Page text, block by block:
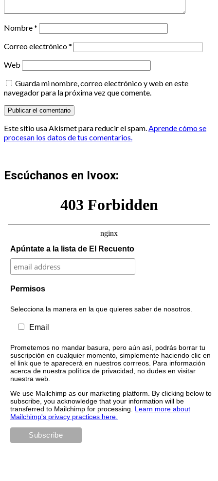
Nombre*
Correo electrónico*
Web
Guarda mi nombre, correo electrónico y web en este
navegador para la próxima vez que comente.
Este sitio usa Akismet para reducir el spam.Aprende cómo se
procesan los datos de tus comentarios.
Escúchanos en Ivoox:
Apúntate a la lista de El Recuento
Permisos
Selecciona la manera en la que quieres saber de nosotros.
Email
Prometemos no mandar basura, pero aún así, podrás borrar tu
suscripción en cualquier momento, simplemente haciendo clic en
el link que te aparecerá en nuestros corrreos. Para información
acerca de nuestra política de privacidad, no dudes en visitar
nuestra web.
We use Mailchimp as our marketing platform. By clicking below to
subscribe, you acknowledge that your information will be
transferred to Mailchimp for processing. Learn more about
Mailchimp's privacy practices here.